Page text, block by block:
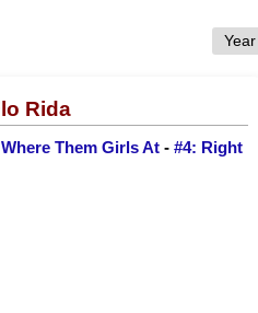
Rida
Them Girls At - #4: Right